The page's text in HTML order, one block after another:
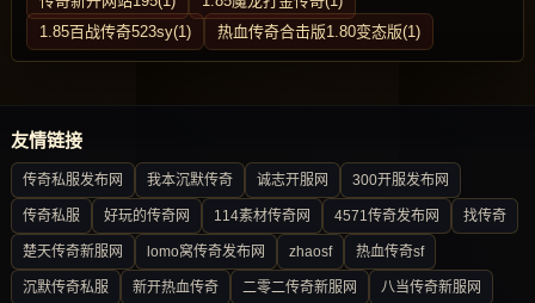
1.85百战传奇523sy(1)
热血传奇合击版1.80变态版(1)
友情链接
传奇私服发布网 我本沉默传奇 诚志开服网 300开服发布网
传奇私服 好玩的传奇网 114素材传奇网 4571传奇发布网 找传奇
楚天传奇新服网 lomo窝传奇发布网 zhaosf 热血传奇sf
沉默传奇私服 新开热血传奇 二零二传奇新服网 八当传奇新服网